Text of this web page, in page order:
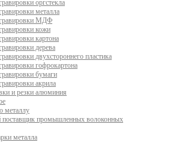
оргстекла
металла
МДФ
кожи
картона
дерева
двухстороннего пластика
гофрокартона
бумаги
акрила
и резки алюминия
металлу
промышленных волоконных
металла